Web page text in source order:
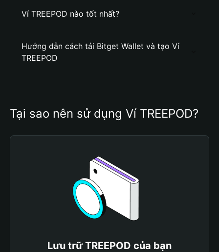
Ví TREEPOD nào tốt nhất?
Hướng dẫn cách tải Bitget Wallet và tạo Ví
TREEPOD
Tại sao nên sử dụng Ví TREEPOD?
Lưu trữ TREEPOD của bạn